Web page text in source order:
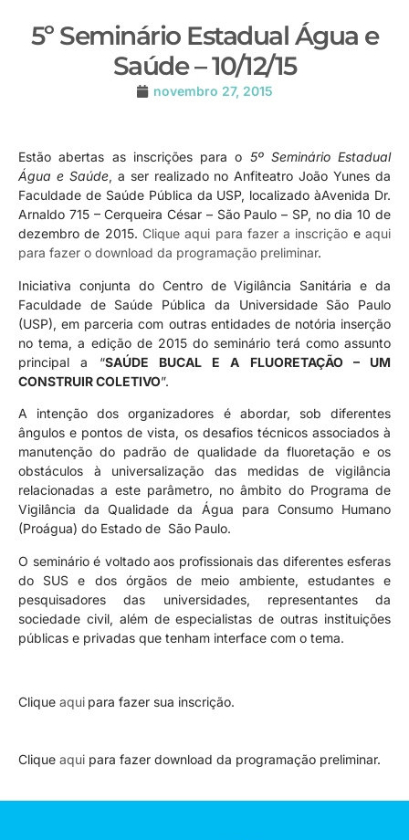
5º Seminário Estadual Água e
Saúde – 10/12/15
novembro 27, 2015
Estão abertas as inscrições para o 5º Seminário Estadual
Água e Saúde, a ser realizado no Anfiteatro João Yunes da
Faculdade de Saúde Pública da USP, localizado àAvenida Dr.
Arnaldo 715 – Cerqueira César – São Paulo – SP, no dia 10 de
dezembro de 2015. Clique aqui para fazer a inscrição eaqui
para fazer o download da programação preliminar.
Iniciativa conjunta do Centro de Vigilância Sanitária e da
Faculdade de Saúde Pública da Universidade São Paulo
(USP), em parceria com outras entidades de notória inserção
no tema, a edição de 2015 do seminário terá como assunto
principal a “SAÚDE BUCAL E A FLUORETAÇÃO – UM
CONSTRUIR COLETIVO”.
A intenção dos organizadores é abordar, sob diferentes
ângulos e pontos de vista, os desafios técnicos associados à
manutenção do padrão de qualidade da fluoretação e os
obstáculos à universalização das medidas de vigilância
relacionadas a este parâmetro, no âmbito do Programa de
Vigilância da Qualidade da Água para Consumo Humano
(Proágua) do Estado de São Paulo.
O seminário é voltado aos profissionais das diferentes esferas
do SUS e dos órgãos de meio ambiente, estudantes e
pesquisadores das universidades, representantes da
sociedade civil, além de especialistas de outras instituições
públicas e privadas que tenham interface com o tema.
Clique aqui para fazer sua inscrição.
Clique aqui para fazer download da programação preliminar.